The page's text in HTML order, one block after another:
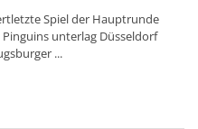
Spiel der Hauptrunde
unterlag Düsseldorf
...